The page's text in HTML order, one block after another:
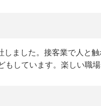
ました。接客業で人と
しています。楽しい職